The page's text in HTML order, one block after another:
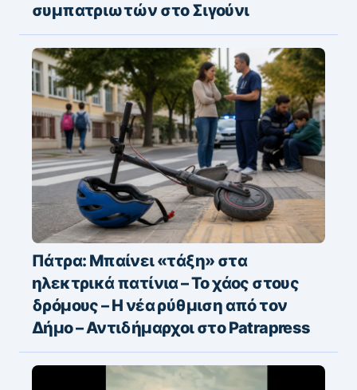
συμπατριωτών στο Σιγούνι
Πάτρα: Μπαίνει «τάξη» στα
ηλεκτρικά πατίνια – Το χάος στους
δρόμους – Η νέα ρύθμιση από τον
Δήμο – Αντιδήμαρχοι στο Patrapress